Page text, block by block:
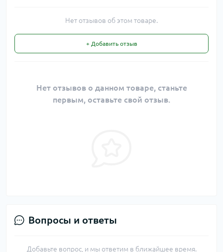
Нет отзывов об этом товаре.
+ Добавить отзыв
Нет отзывов о данном товаре, станьте
первым, оставьте свой отзыв.
Вопросы и ответы
Добавьте вопрос, и мы ответим в ближайшее время.